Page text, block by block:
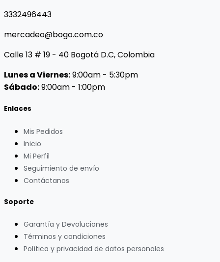
3332496443
mercadeo@bogo.com.co
Calle 13 # 19 - 40 Bogotá D.C, Colombia
Lunes a Viernes:9:00am - 5:30pm
Sábado:9:00am - 1:00pm
Enlaces
Mis Pedidos
Inicio
Mi Perfil
Seguimiento de envío
Contáctanos
Soporte
Garantía y Devoluciones
Términos y condiciones
Política y privacidad de datos personales